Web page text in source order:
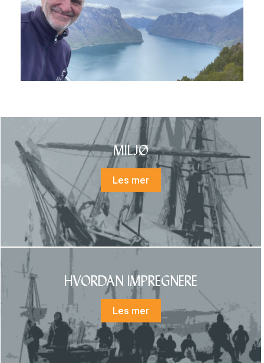
MILJØ
Les mer
HVORDAN IMPREGNERE
Les mer